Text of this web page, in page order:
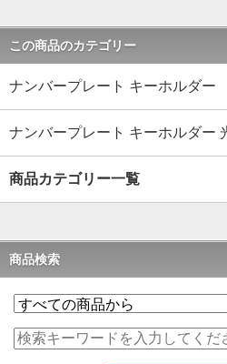
この商品のカテゴリー
ナンバープレート キーホルダー
ナンバープレート キーホルダー
商品カテゴリー一覧
商品検索